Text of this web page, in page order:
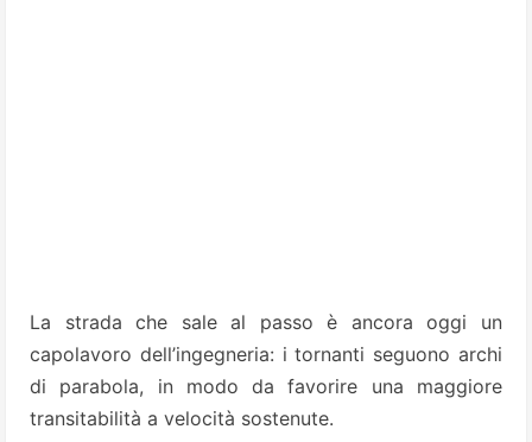
La strada che sale al passo è ancora oggi un
capolavoro dell’ingegneria: i tornanti seguono archi
di parabola, in modo da favorire una maggiore
transitabilità a velocità sostenute.